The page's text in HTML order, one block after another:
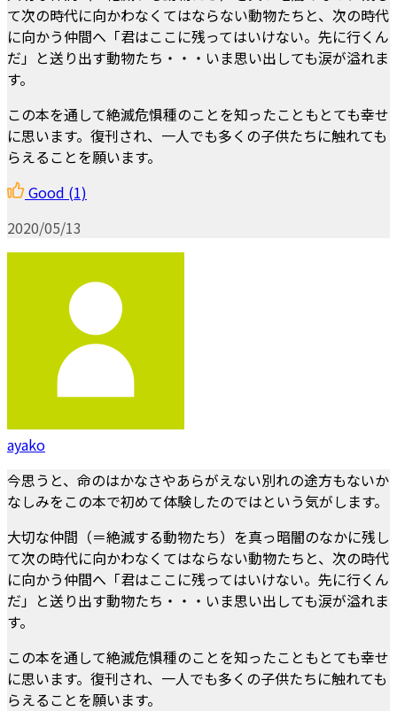
て次の時代に向かわなくてはならない動物たちと、次の時代
に向かう仲間へ「君はここに残ってはいけない。先に行くん
だ」と送り出す動物たち・・・いま思い出しても涙が溢れま
す。
この本を通して絶滅危惧種のことを知ったこともとても幸せ
に思います。復刊され、一人でも多くの子供たちに触れても
らえることを願います。
Good (1)
2020/05/13
ayako
今思うと、命のはかなさやあらがえない別れの途方もないか
なしみをこの本で初めて体験したのではという気がします。
大切な仲間（＝絶滅する動物たち）を真っ暗闇のなかに残し
て次の時代に向かわなくてはならない動物たちと、次の時代
に向かう仲間へ「君はここに残ってはいけない。先に行くん
だ」と送り出す動物たち・・・いま思い出しても涙が溢れま
す。
この本を通して絶滅危惧種のことを知ったこともとても幸せ
に思います。復刊され、一人でも多くの子供たちに触れても
らえることを願います。